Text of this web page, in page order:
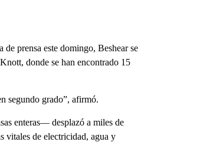
prensa este domingo, Beshear se
donde se han encontrado 15
segundo grado”, afirmó.
enteras— desplazó a miles de
vitales de electricidad, agua y